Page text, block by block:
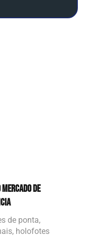
DE
de ponta,
holofotes